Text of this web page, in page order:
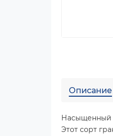
Описание
Насыщенный
Этот сорт